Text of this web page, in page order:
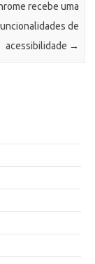
recebe uma
de
acessibilidade →